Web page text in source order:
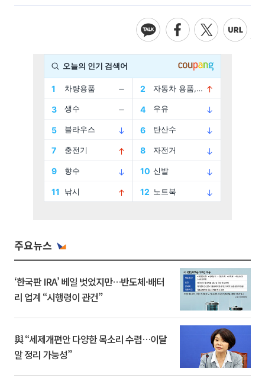
주요뉴스
‘한국판 IRA’ 베일 벗었지만…반도체·배터
리 업계 “시행령이 관건”
與 “세제개편안 다양한 목소리 수렴…이달
말 정리 가능성”